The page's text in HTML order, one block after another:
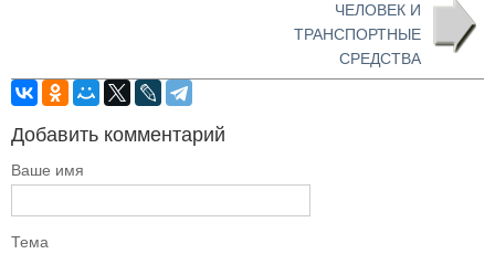
ЧЕЛОВЕК И
ТРАНСПОРТНЫЕ
СРЕДСТВА
Добавить комментарий
Ваше имя
Тема